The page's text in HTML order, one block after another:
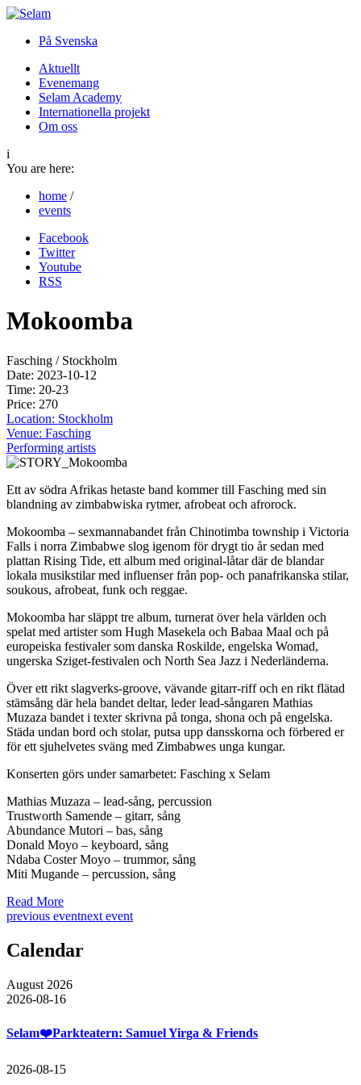
På Svenska
Aktuellt
Evenemang
Selam Academy
Internationella projekt
Om oss
i
You are here:
home /
events
Facebook
Twitter
Youtube
RSS
Mokoomba
Fasching / Stockholm
Date: 2023-10-12
Time: 20-23
Price: 270
Location: Stockholm
Venue: Fasching
Performing artists
Ett av södra Afrikas hetaste band kommer till Fasching med sin
blandning av zimbabwiska rytmer, afrobeat och afrorock.
Mokoomba – sexmannabandet från Chinotimba township i Victoria
Falls i norra Zimbabwe slog igenom för drygt tio år sedan med
plattan Rising Tide, ett album med original-låtar där de blandar
lokala musikstilar med influenser från pop- och panafrikanska stilar,
soukous, afrobeat, funk och reggae.
Mokoomba har släppt tre album, turnerat över hela världen och
spelat med artister som Hugh Masekela och Babaa Maal och på
europeiska festivaler som danska Roskilde, engelska Womad,
ungerska Sziget-festivalen och North Sea Jazz i Nederländerna.
Över ett rikt slagverks-groove, vävande gitarr-riff och en rikt flätad
stämsång där hela bandet deltar, leder lead-sångaren Mathias
Muzaza bandet i texter skrivna på tonga, shona och på engelska.
Städa undan bord och stolar, putsa upp dansskorna och förbered er
för ett sjuhelvetes sväng med Zimbabwes unga kungar.
Konserten görs under samarbetet: Fasching x Selam
Mathias Muzaza – lead-sång, percussion
Trustworth Samende – gitarr, sång
Abundance Mutori – bas, sång
Donald Moyo – keyboard, sång
Ndaba Coster Moyo – trummor, sång
Miti Mugande – percussion, sång
Read More
previous eventnext event
Calendar
August 2026
2026-08-16
Selam❤️Parkteatern: Samuel Yirga & Friends
2026-08-15